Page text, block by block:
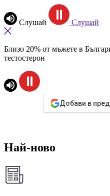
Слушай Слушай
Близо 20% от мъжете в
тестостерон
Добави в
Най-ново